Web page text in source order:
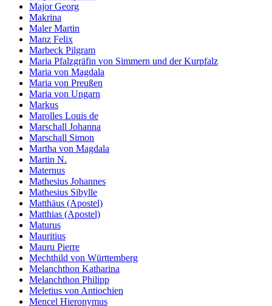
Major Georg
Makrina
Maler Martin
Manz Felix
Marbeck Pilgram
Maria Pfalzgräfin von Simmern und der Kurpfalz
Maria von Magdala
Maria von Preußen
Maria von Ungarn
Markus
Marolles Louis de
Marschall Johanna
Marschall Simon
Martha von Magdala
Martin N.
Maternus
Mathesius Johannes
Mathesius Sibylle
Matthäus (Apostel)
Matthias (Apostel)
Maturus
Mauritius
Mauru Pierre
Mechthild von Württemberg
Melanchthon Katharina
Melanchthon Philipp
Meletius von Antiochien
Mencel Hieronymus